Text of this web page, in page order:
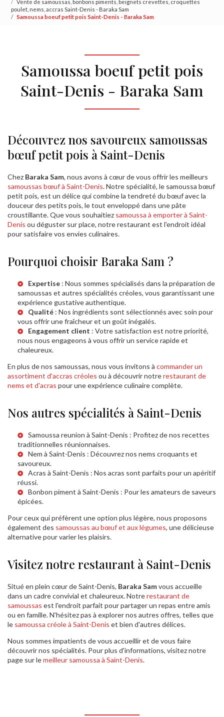
Vente de samoussas, bonbons piments, beignets crevettes, croquettes
poulet, nems, accras Saint-Denis - Baraka Sam
Samoussa boeuf petit pois Saint-Denis - Baraka Sam
Samoussa boeuf petit pois
Saint-Denis - Baraka Sam
Découvrez nos savoureux samoussas
bœuf petit pois à Saint-Denis
Chez Baraka Sam, nous avons à cœur de vous offrir les meilleurs
samoussas bœuf à Saint-Denis. Notre spécialité, le samoussa bœuf
petit pois, est un délice qui combine la tendreté du bœuf avec la
douceur des petits pois, le tout enveloppé dans une pâte
croustillante. Que vous souhaitiez samoussa à emporter à Saint-
Denis ou déguster sur place, notre restaurant est l'endroit idéal
pour satisfaire vos envies culinaires.
Pourquoi choisir Baraka Sam ?
Expertise : Nous sommes spécialisés dans la préparation de
samoussas et autres spécialités créoles, vous garantissant une
expérience gustative authentique.
Qualité : Nos ingrédients sont sélectionnés avec soin pour
vous offrir une fraîcheur et un goût inégalés.
Engagement client : Votre satisfaction est notre priorité,
nous nous engageons à vous offrir un service rapide et
chaleureux.
En plus de nos samoussas, nous vous invitons à commander un
assortiment d'accras créoles ou à découvrir notrerestaurant de
nems et d'acras pour une expérience culinaire complète.
Nos autres spécialités à Saint-Denis
Samoussa reunion à Saint-Denis : Profitez de nos recettes
traditionnelles réunionnaises.
Nem à Saint-Denis : Découvrez nos nems croquants et
savoureux.
Acras à Saint-Denis : Nos acras sont parfaits pour un apéritif
réussi.
Bonbon piment à Saint-Denis : Pour les amateurs de saveurs
épicées.
Pour ceux qui préfèrent une option plus légère, nous proposons
également des samoussas au bœuf et aux légumes, une délicieuse
alternative pour varier les plaisirs.
Visitez notre restaurant à Saint-Denis
Situé en plein cœur de Saint-Denis, Baraka Samvous accueille
dans un cadre convivial et chaleureux. Notrerestaurant de
samoussas est l'endroit parfait pour partager un repas entre amis
ou en famille. N'hésitez pas à explorer nos autres offres, telles que
le samoussa créole à Saint-Denis et bien d'autres délices.
Nous sommes impatients de vous accueillir et de vous faire
découvrir nos spécialités. Pour plus d'informations, visitez notre
page sur lemeilleur samoussa à Saint-Denis.